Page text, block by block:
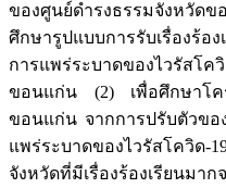
ของศูนย์ดำรงธรรมจังหวัดข
ศึกษารูปแบบการรับเรื่องร้อ
การแพร่ระบาดของไวรัสโ
ขอนแก่น (2) เพื่อศึกษาโคร
ขอนแก่น จากการปรับตัว
แพร่ระบาดของไวรัสโควิ
จังหวัดที่มีเรื่องร้องเรียนมา